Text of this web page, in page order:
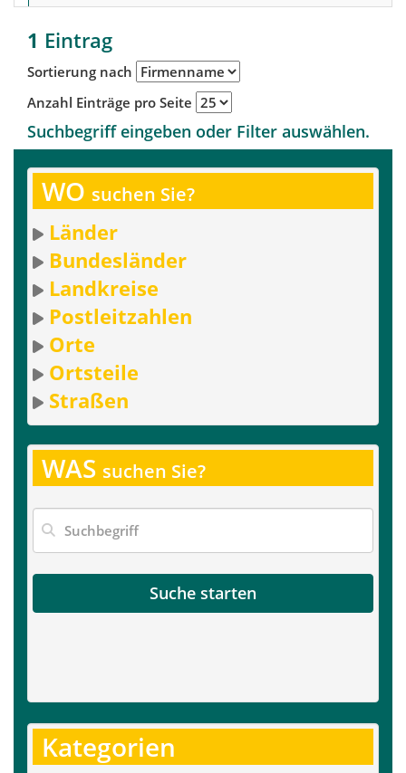
1 Eintrag
Sortierung nach
Anzahl Einträge pro Seite
Suchbegriff eingeben oder Filter auswählen.
WO suchen Sie?
Länder
Bundesländer
Landkreise
Postleitzahlen
Orte
Ortsteile
Straßen
WAS suchen Sie?
Suche starten
Kategorien